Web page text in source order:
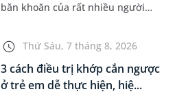
băn khoăn của rất nhiều người
trường hợp thường xuyên bơi ở
những hồ bơi nhân tạo. Bài v...
Thứ Sáu, 7 tháng 8, 2026
3 cách điều trị khớp cắn ngược
ở trẻ em dễ thực hiện, hiệ...